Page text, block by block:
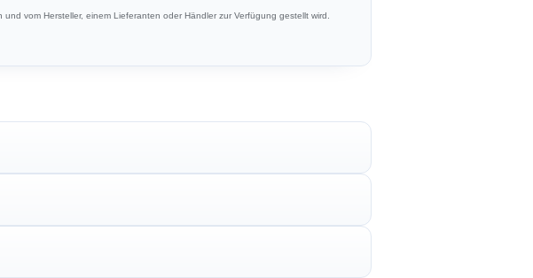
vom Hersteller, einem Lieferanten oder Händler zur Verfügung gestellt wird.